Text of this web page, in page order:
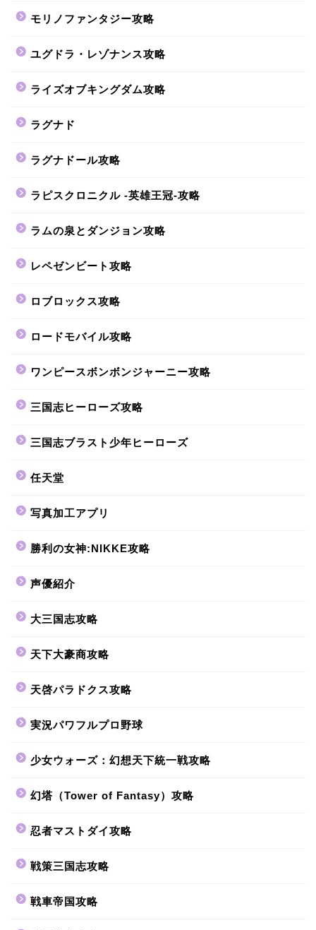
モリノファンタジー攻略
ユグドラ・レゾナンス攻略
ライズオブキングダム攻略
ラグナド
ラグナドール攻略
ラピスクロニクル -英雄王冠-攻略
ラムの泉とダンジョン攻略
レペゼンビート攻略
ロブロックス攻略
ロードモバイル攻略
ワンピースボンボンジャーニー攻略
三国志ヒーローズ攻略
三国志ブラスト少年ヒーローズ
任天堂
写真加工アプリ
勝利の女神:NIKKE攻略
声優紹介
大三国志攻略
天下大豪商攻略
天啓パラドクス攻略
実況パワフルプロ野球
少女ウォーズ：幻想天下統一戦攻略
幻塔（Tower of Fantasy）攻略
忍者マストダイ攻略
戦策三国志攻略
戦車帝国攻略